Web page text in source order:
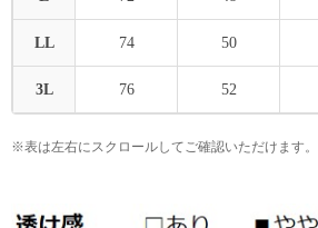
LL 74 50
3L 76 52
※表は左右にスクロールしてご確認いただけます。